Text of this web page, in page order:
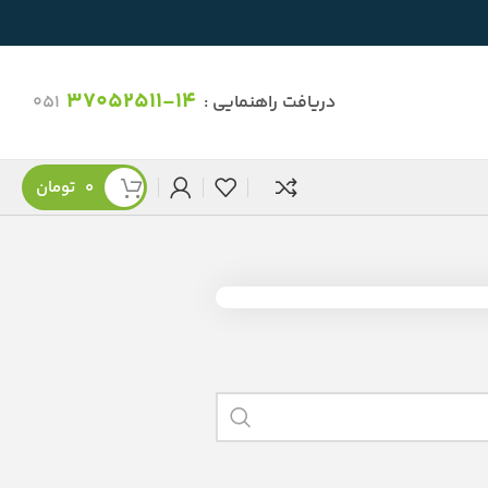
دریافت راهنمایی : 37052511-14
051
0 تومان